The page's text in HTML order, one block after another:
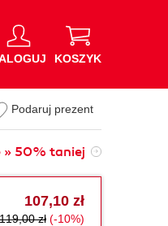
KOSZYK
Podaruj prezent
» 50% taniej
107,10 zł
119,00 zł (-10%)